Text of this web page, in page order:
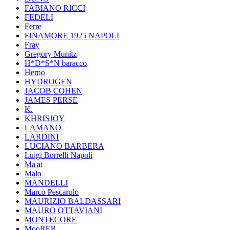
FABIANO RICCI
FEDELI
Ferre
FINAMORE 1925 NAPOLI
Fray
Gregory Munitz
H*D*S*N baracco
Herno
HYDROGEN
JACOB COHEN
JAMES PERSE
K.
KHRISJOY
LAMANO
LARDINI
LUCIANO BARBERA
Luigi Borrelli Napoli
Ma'at
Malo
MANDELLI
Marco Pescarolo
MAURIZIO BALDASSARI
MAURO OTTAVIANI
MONTECORE